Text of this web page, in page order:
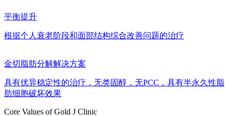
平衡提升
根据个人衰老阶段和面部结构综合改善问题的治疗
金切脂肪分解解决方案
具有优异稳定性的治疗，无类固醇，无PCC，具有半永久性脂
肪细胞破坏效果
Core Values of Gold J Clinic